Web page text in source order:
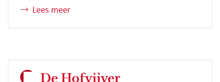
Lees meer
De Hofvijver